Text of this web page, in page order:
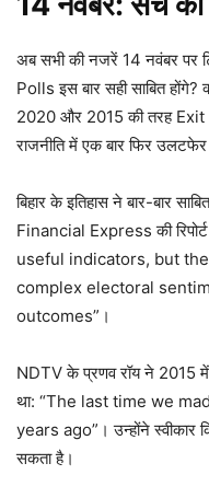
अब सभी की नजरें 14 नवंबर पर
Polls इस बार सही साबित होंगे?
2020 और 2015 की तरह Exit
राजनीति में एक बार फिर उलटफेर
बिहार के इतिहास ने बार-बार
Financial Express की
useful indicators, but
complex electoral
outcomes”।​
NDTV के प्रणव रॉय ने 2015
था: “The last time we
years ago”। उन्होंने स्वीकार
सकता है।​